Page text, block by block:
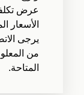
عرض
الأسعار
يرجى
من
المتاحة.